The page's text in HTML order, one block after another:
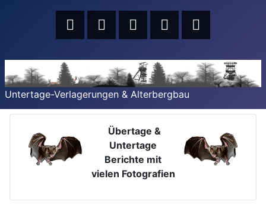
Untertage-Verlagerungen & Alterbergbau
Übertage &
Untertage
Berichte mit
vielen Fotografien